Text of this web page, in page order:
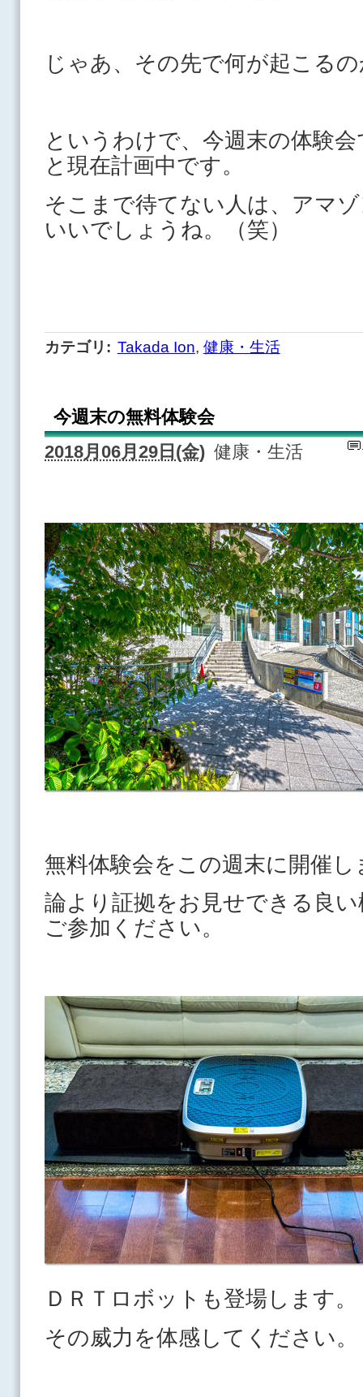
じゃあ、その先で何が起こ
というわけで、今週末の体験
と現在計画中です。
そこまで待てない人は、アマ
いいでしょうね。（笑）
カテゴリ : Takada Ion, 健康・生活
今週末の無料体験会
2018月06月29日(金) 健康・生活
無料体験会をこの週末に開催し
論より証拠をお見せできる良
ご参加ください。
ＤＲＴロボットも登場します。
その威力を体感してくださ